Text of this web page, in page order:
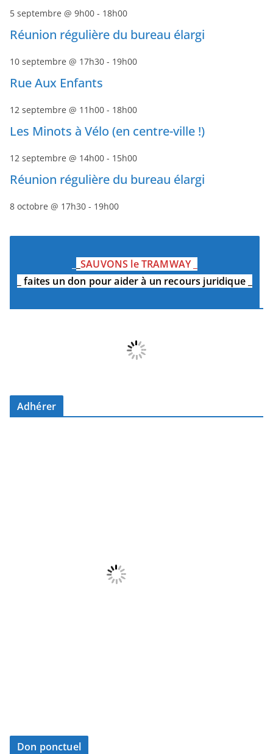
5 septembre @ 9h00 - 18h00
Réunion régulière du bureau élargi
10 septembre @ 17h30 - 19h00
Rue Aux Enfants
12 septembre @ 11h00 - 18h00
Les Minots à Vélo (en centre-ville !)
12 septembre @ 14h00 - 15h00
Réunion régulière du bureau élargi
8 octobre @ 17h30 - 19h00
_SAUVONS le TRAMWAY_
_faites un don pour aider à un recours juridique_
Adhérer
Don ponctuel